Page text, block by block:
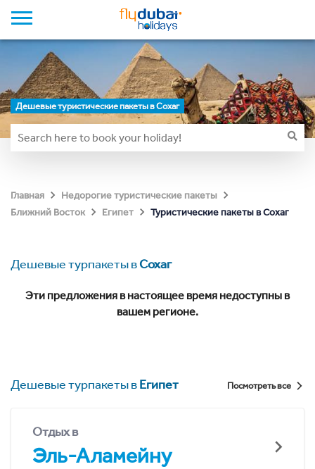
Дешевые туристические пакеты в Сохаг
Главная
Недорогие туристические пакеты
Ближний Восток
Египет Туристические пакеты в Сохаг
Дешевые турпакеты вСохаг
Эти предложения в настоящее время недоступны в
вашем регионе.
Дешевые турпакеты вЕгипет Посмотреть все
Отдых в
Эль-Аламейну